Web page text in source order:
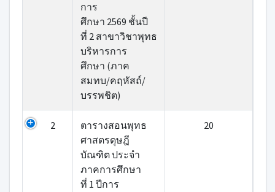
การ
ศึกษา 2569 ชั้นปี
ที่ 2 สาขาวิชาพุทธ
บริหารการ
ศึกษา (ภาค
สมทบ/คฤหัสถ์/
บรรพชิต)
2
ตารางสอนพุทธ
ศาสตรดุษฎี
บัณฑิต ประจำ
ภาคการศึกษา
ที่ 1 ปีการ
20